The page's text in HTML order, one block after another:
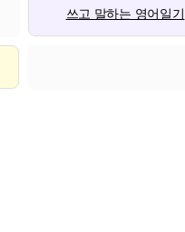
쓰고 말하는 영어일기